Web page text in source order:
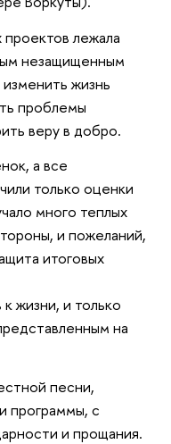
лежала
незащищенным
жизнь
проблемы
веру в добро.
а все
только оценки
много теплых
и пожеланий,
итоговых
жизни, и только
на
песни,
программы, с
и прощания.